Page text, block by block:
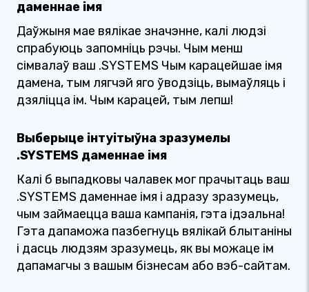
даменнае імя
Даўжыня мае вялікае значэнне, калі людзі
спрабуюць запомніць рэчы. Чым менш
сімвалаў ваш .SYSTEMS Чым карацейшае імя
дамена, тым лягчэй яго ўводзіць, вымаўляць і
дзяліцца ім. Чым карацей, тым лепш!
Выберыце інтуітыўна зразумелы
.SYSTEMS даменнае імя
Калі б выпадковы чалавек мог прачытаць ваш
.SYSTEMS даменнае імя і адразу зразумець,
чым займаецца ваша кампанія, гэта ідэальна!
Гэта дапаможа пазбегнуць вялікай блытаніны
і дасць людзям зразумець, як вы можаце ім
дапамагчы з вашым бізнесам або вэб-сайтам.